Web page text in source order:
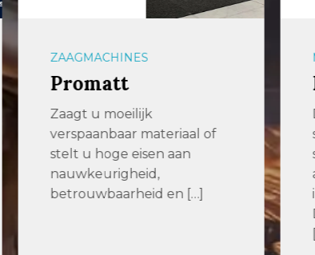
METAALBEWERKING
Dumaco
Dumaco maakt onderdelen,
samengestelde producten,
sub-
assemblies en complete
installaties. Wat drijft ons?